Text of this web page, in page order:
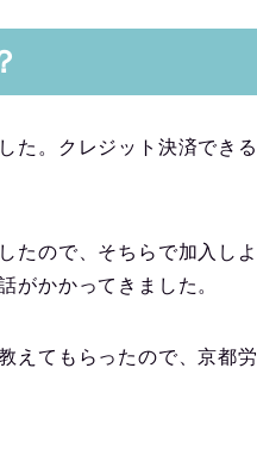
た。
クレジット決済できる
たので、そちらで加入しよ
がかかってきました。
えてもらったので、京都労